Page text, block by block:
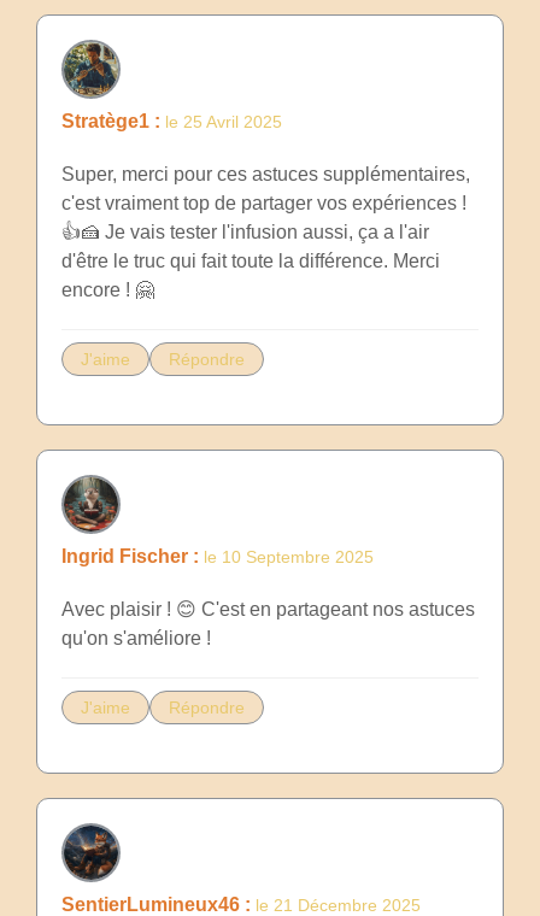
Stratège1 : le 25 Avril 2025
Super, merci pour ces astuces supplémentaires,
c'est vraiment top de partager vos expériences !
👍🍰 Je vais tester l'infusion aussi, ça a l'air
d'être le truc qui fait toute la différence. Merci
encore ! 🤗
J'aime Répondre
Ingrid Fischer : le 10 Septembre 2025
Avec plaisir ! 😊 C'est en partageant nos astuces
qu'on s'améliore !
J'aime Répondre
SentierLumineux46 : le 21 Décembre 2025